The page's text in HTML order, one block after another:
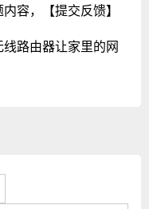
容，
【提交反馈】
路由器让家里的网